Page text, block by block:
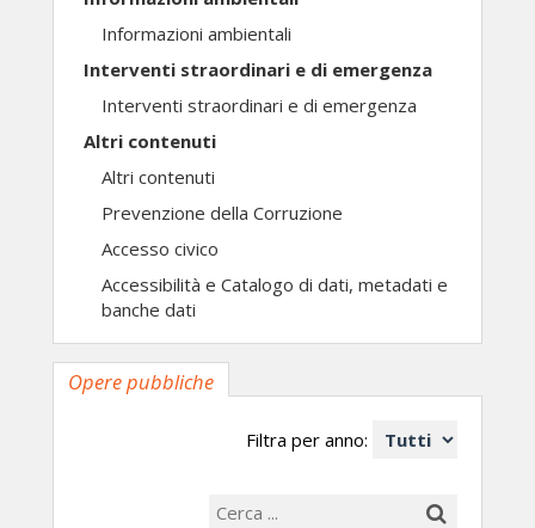
Informazioni ambientali
Interventi straordinari e di emergenza
Interventi straordinari e di emergenza
Altri contenuti
Altri contenuti
Prevenzione della Corruzione
Accesso civico
Accessibilità e Catalogo di dati, metadati e
banche dati
Opere pubbliche
Filtra per anno: